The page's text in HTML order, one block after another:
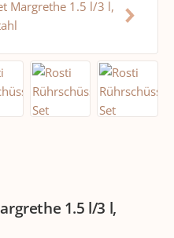
1.5 l/3 l,